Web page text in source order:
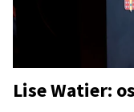
Lise Watier: